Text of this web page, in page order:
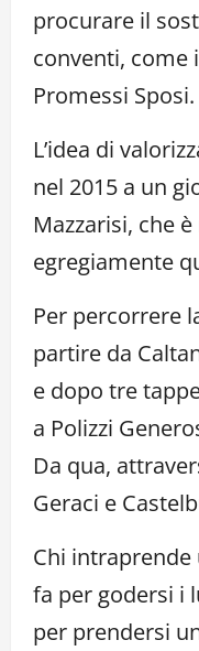
procurare il
conventi, come
Promessi Sposi.
L’idea di
nel 2015 a un
Mazzarisi, che
egregiamente
Per percorrere
partire da
e dopo tre
a Polizzi
Da qua,
Geraci e
Chi
fa per godersi i
per prendersi